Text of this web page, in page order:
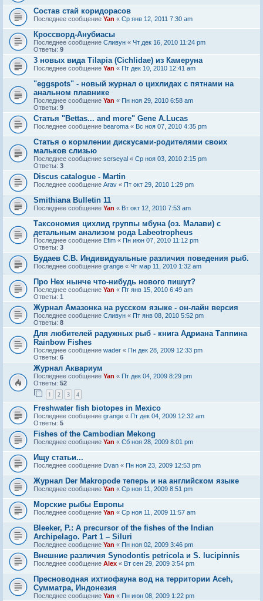
Состав стай коридорасов
Последнее сообщение Yan « Ср янв 12, 2011 7:30 am
Кроссворд-Анубиасы
Последнее сообщение Сливун « Чт дек 16, 2010 11:24 pm
Ответы: 9
3 новых вида Tilapia (Cichlidae) из Камеруна
Последнее сообщение Yan « Пт дек 10, 2010 12:41 am
"eggspots" - новый журнал о цихлидах с пятнами на
анальном плавнике
Последнее сообщение Yan « Пн ноя 29, 2010 6:58 am
Ответы: 9
Статья "Bettas... and more" Gene A.Lucas
Последнее сообщение bearoma « Вс ноя 07, 2010 4:35 pm
Статья о кормлении дискусами-родителями своих
мальков слизью
Последнее сообщение serseyal « Ср ноя 03, 2010 2:15 pm
Ответы: 3
Discus catalogue - Martin
Последнее сообщение Arav « Пт окт 29, 2010 1:29 pm
Smithiana Bulletin 11
Последнее сообщение Yan « Вт окт 12, 2010 7:53 am
Таксономия цихлид группы мбуна (оз. Малави) с
детальным анализом рода Labeotropheus
Последнее сообщение Efim « Пн июн 07, 2010 11:12 pm
Ответы: 3
Будаев С.В. Индивидуальные различия поведения рыб.
Последнее сообщение grange « Чт мар 11, 2010 1:32 am
Про Hex нынче что-нибудь нового пишут?
Последнее сообщение Yan « Пт янв 15, 2010 6:49 am
Ответы: 1
Журнал Амазонка на русском языке - он-лайн версия
Последнее сообщение Сливун « Пт янв 08, 2010 5:52 pm
Ответы: 8
Для любителей радужных рыб - книга Адриана Таппина
Rainbow Fishes
Последнее сообщение wader « Пн дек 28, 2009 12:33 pm
Ответы: 6
Журнал Аквариум
Последнее сообщение Yan « Пт дек 04, 2009 8:29 pm
Ответы: 52
1 2 3 4
Freshwater fish biotopes in Mexico
Последнее сообщение grange « Пт дек 04, 2009 12:32 am
Ответы: 5
Fishes of the Cambodian Mekong
Последнее сообщение Yan « Сб ноя 28, 2009 8:01 pm
Ищу статьи...
Последнее сообщение Dvan « Пн ноя 23, 2009 12:53 pm
Журнал Der Makropode теперь и на английском языке
Последнее сообщение Yan « Ср ноя 11, 2009 8:51 pm
Морские рыбы Европы
Последнее сообщение Yan « Ср ноя 11, 2009 11:57 am
Bleeker, P.: A precursor of the fishes of the Indian
Archipelago. Part 1 – Siluri
Последнее сообщение Yan « Пн ноя 02, 2009 3:46 pm
Внешние различия Synodontis petricola и S. lucipinnis
Последнее сообщение Alex « Вт сен 29, 2009 3:54 pm
Пресноводная ихтиофауна вод на территории Aceh,
Сумматра, Индонезия
Последнее сообщение Yan « Пн июн 08, 2009 1:22 pm